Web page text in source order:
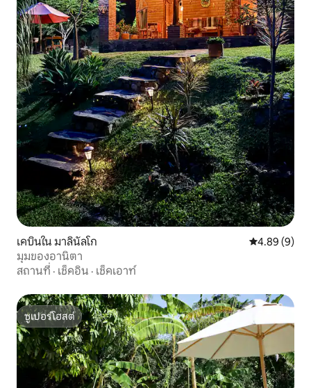
เคบินใน มาลินัลโก คะแนนเฉลี่ย
4.89 (9)
มุมของอานิตา
สถานที่ · เช็คอิน · เช็คเอาท์
ซูเปอร์โฮสต์
ซูเปอร์โฮสต์